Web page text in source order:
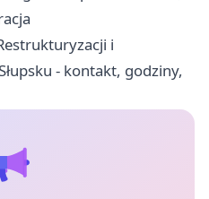
i
- kontakt, godziny,